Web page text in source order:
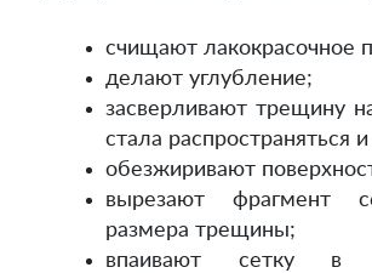
счищают лакокрасочное
делают углубление;
засверливают трещину
стала распространяться
обезжиривают
вырезают фрагмент
размера трещины;
впаивают сетку в